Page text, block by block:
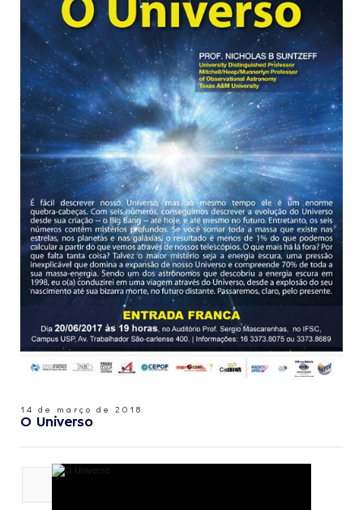
14 de março de 2018
O Universo